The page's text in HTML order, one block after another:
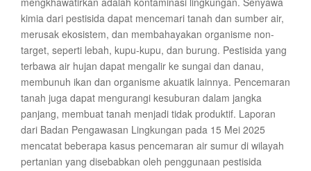
kimia dari pestisida dapat mencemari tanah dan sumber air,
merusak ekosistem, dan membahayakan organisme non-
target, seperti lebah, kupu-kupu, dan burung. Pestisida yang
terbawa air hujan dapat mengalir ke sungai dan danau,
membunuh ikan dan organisme akuatik lainnya. Pencemaran
tanah juga dapat mengurangi kesuburan dalam jangka
panjang, membuat tanah menjadi tidak produktif. Laporan
dari Badan Pengawasan Lingkungan pada 15 Mei 2025
mencatat beberapa kasus pencemaran air sumur di wilayah
pertanian yang disebabkan oleh penggunaan pestisida